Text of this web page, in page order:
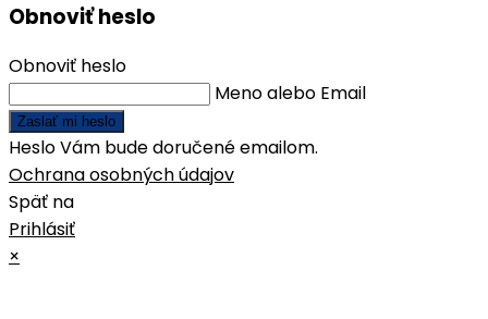
Obnoviť heslo
Obnoviť heslo
Meno alebo Email
Zaslať mi heslo
Heslo Vám bude doručené emailom.
Ochrana osobných údajov
Späť na
Prihlásiť
×